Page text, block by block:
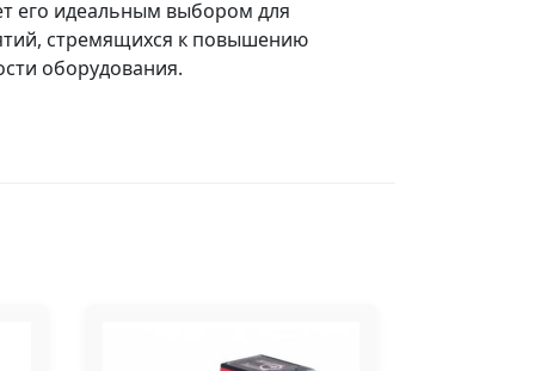
его идеальным выбором для
стремящихся к повышению
оборудования.